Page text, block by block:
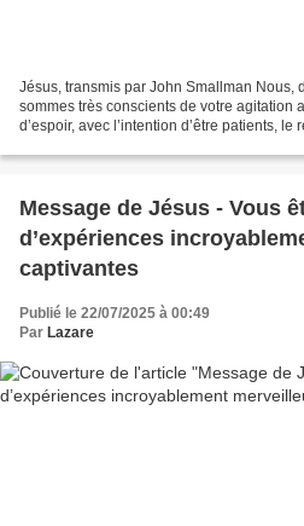
Jésus, transmis par John Smallman Nous,
sommes très conscients de votre agitation
d’espoir, avec l’intention d’être patients, le
Message de Jésus - Vous
d’expériences
captivantes
Publié le 22/07/2025 à 00:49
Par Lazare